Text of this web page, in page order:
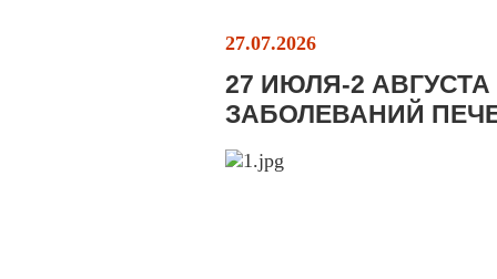
27.07.2026
27 ИЮЛЯ-2
ЗАБОЛЕВАНИЙ